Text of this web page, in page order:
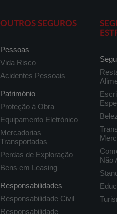
OUTROS SEGUROS
Pessoas
Vida Risco
Acidentes Pessoais
Património
Proteção à Obra
Equipamento Eletrónico
Mercadorias
Transportadas
Perdas de Exploração
Bens em Leasing
Responsabilidades
Responsabilidade Civil
Responsabilidade
Não